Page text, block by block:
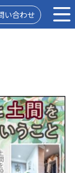
い合わせ